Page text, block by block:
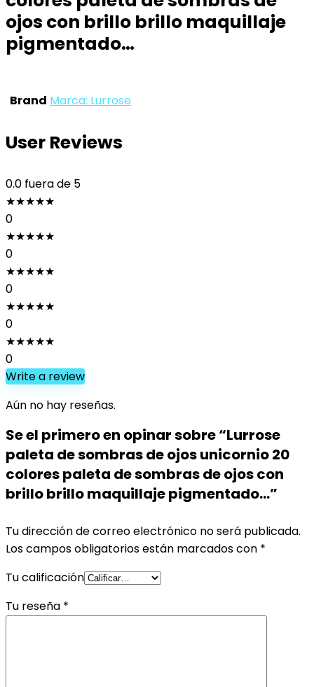
ojos con brillo brillo maquillaje
pigmentado…
Brand Marca: Lurrose
User Reviews
0.0 fuera de 5
★★★★★
0
★★★★★
0
★★★★★
0
★★★★★
0
★★★★★
0
Write a review
Aún no hay reseñas.
Se el primero en opinar sobre “Lurrose
paleta de sombras de ojos unicornio 20
colores paleta de sombras de ojos con
brillo brillo maquillaje pigmentado…”
Tu dirección de correo electrónico no será publicada.
Los campos obligatorios están marcados con *
Tu calificación
Tu reseña *